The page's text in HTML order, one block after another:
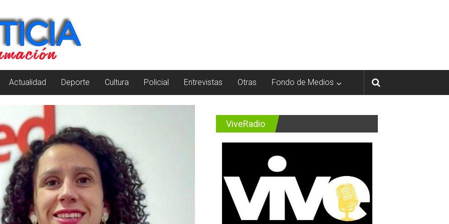
Actualidad Deporte Cultura Policial Entrevistas Otras Fondo de Medios
ViveRadio